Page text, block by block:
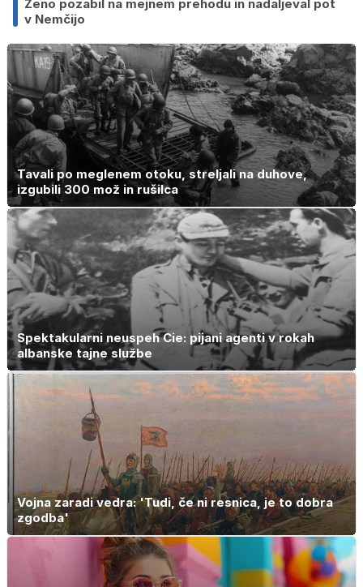
Ženo pozabil na mejnem prehodu in nadaljeval pot
v Nemčijo
Tavali po meglenem otoku, streljali na duhove,
izgubili 300 mož in rušilca
Spektakularni neuspeh Cie: pijani agenti v rokah
albanske tajne službe
Vojna zaradi vedra: 'Tudi, če ni resnica, je to dobra
zgodba'